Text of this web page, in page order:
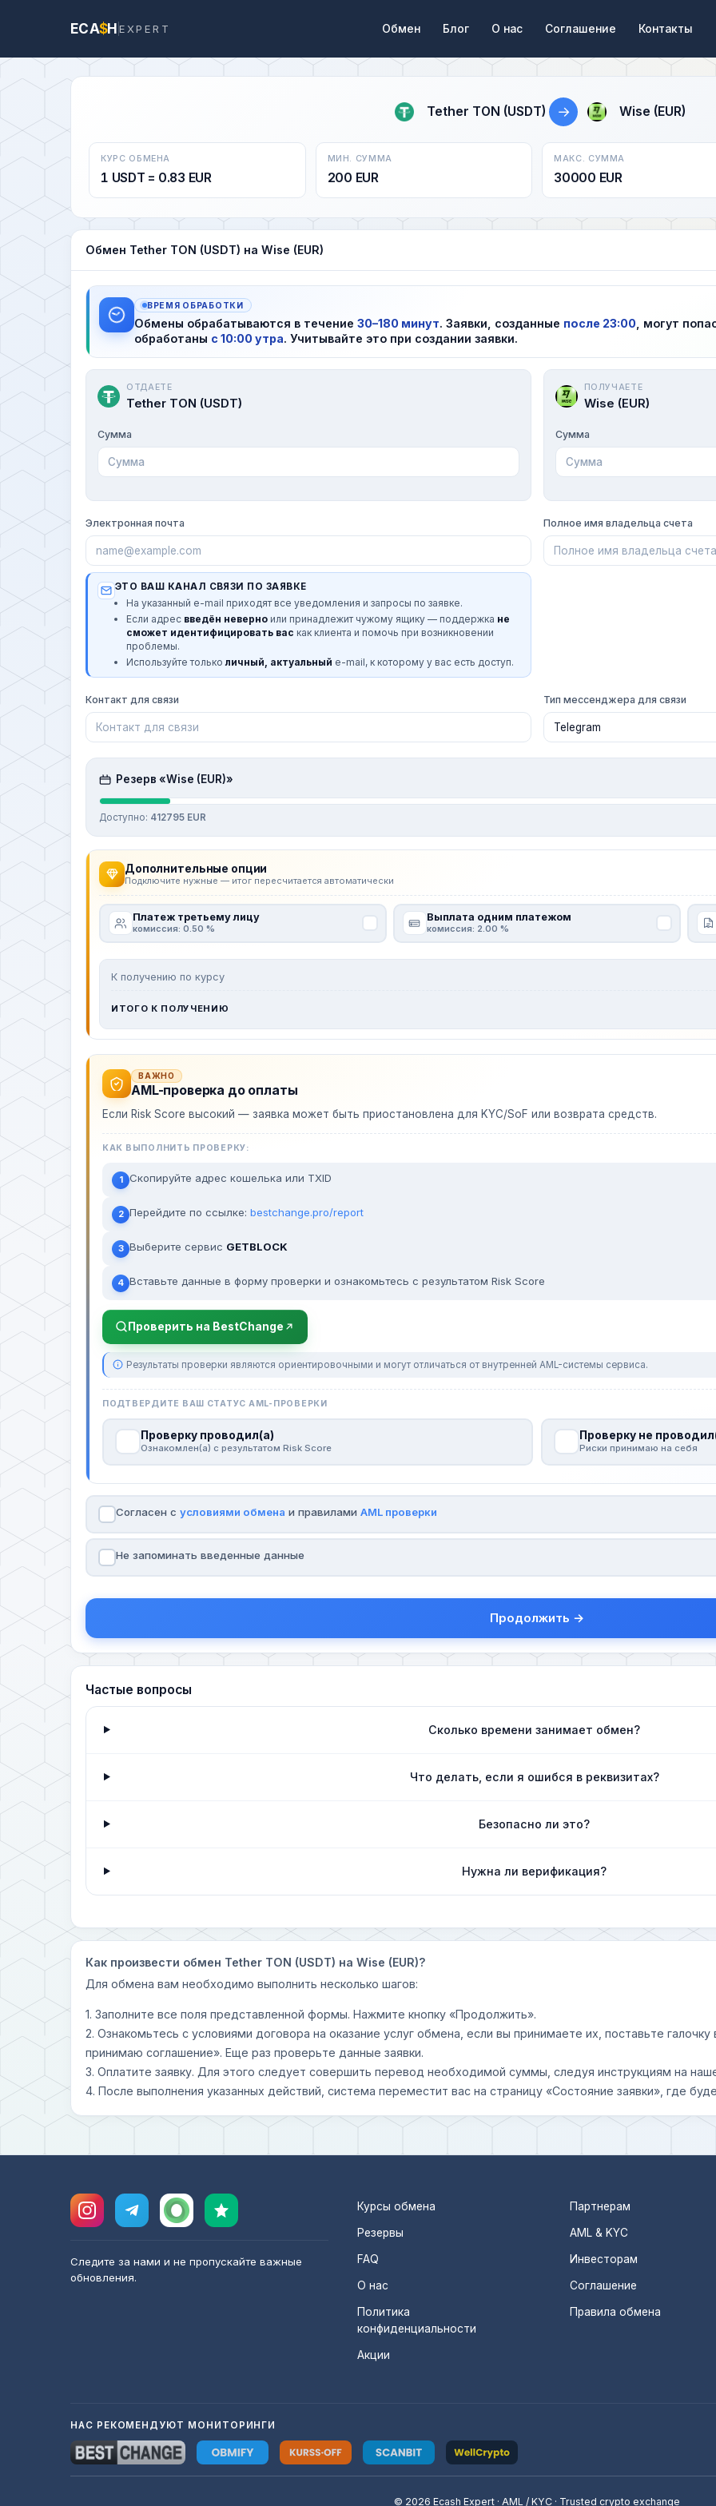
ECA$HEXPERT Обмен Блог О нас Соглашение Контакты
Tether TON (USDT) → Wise (EUR)
КУРС ОБМЕНА
1 USDT = 0.83 EUR
МИН. СУММА
200 EUR
МАКС. СУММА
30000 EUR
Обмен Tether TON (USDT) на Wise (EUR)
ВРЕМЯ ОБРАБОТКИ
Обмены обрабатываются в течение 30–180 минут. Заявки, созданные после 23:00 , могут
обработаны с 10:00 утра. Учитывайте это при создании заявки.
ОТДАЕТЕ
Tether TON (USDT)
Сумма
ПОЛУЧАЕТЕ
Wise (EUR)
Сумма
Электронная почта
ЭТО ВАШ КАНАЛ СВЯЗИ ПО ЗАЯВКЕ
На указанный e-mail приходят все уведомления и запросы по заявке.
Если адрес введён неверно или принадлежит чужому ящику — поддержка не
сможет идентифицировать вас как клиента и помочь при возникновении
проблемы.
Используйте только личный, актуальный e-mail, к которому у вас есть доступ.
Полное имя владельца счета
Контакт для связи Тип мессенджера для связи
Резерв «Wise (EUR)»
Доступно: 412795 EUR
Дополнительные опции
Подключите нужные — итог пересчитается автоматически
Платеж третьему лицу
комиссия: 0.50 %
Выплата одним платежом
комиссия: 2.00 %
К получению по курсу
ИТОГО К ПОЛУЧЕНИЮ
ВАЖНО
AML-проверка до оплаты
Если Risk Score высокий — заявка может быть приостановлена для KYC/SoF или возврата средств.
КАК ВЫПОЛНИТЬ ПРОВЕРКУ:
1 Скопируйте адрес кошелька или TXID
2 Перейдите по ссылке: bestchange.pro/report
3 Выберите сервис GETBLOCK
4 Вставьте данные в форму проверки и ознакомьтесь с результатом Risk Score
Проверить на BestChange
Результаты проверки являются ориентировочными и могут отличаться от внутренней AML-системы сервиса.
ПОДТВЕРДИТЕ ВАШ СТАТУС AML-ПРОВЕРКИ
Проверку проводил(а)
Ознакомлен(а) с результатом Risk Score
Проверку не
Риски принимаю на себя
Согласен с условиями обмена и правилами AML проверки
Не запоминать введенные данные
Продолжить →
Частые вопросы
Сколько времени занимает обмен?
Что делать, если я ошибся в реквизитах?
Безопасно ли это?
Нужна ли верификация?
Как произвести обмен Tether TON (USDT) на Wise (EUR)?
Для обмена вам необходимо выполнить несколько шагов:
1. Заполните все поля представленной формы. Нажмите кнопку «Продолжить».
2. Ознакомьтесь с условиями договора на оказание услуг обмена, если вы принимаете их, поставьте
принимаю соглашение». Еще раз проверьте данные заявки.
3. Оплатите заявку. Для этого следует совершить перевод необходимой суммы, следуя инструкциям на
4. После выполнения указанных действий, система переместит вас на страницу «Состояние заявки», где
Следите за нами и не пропускайте важные
обновления.
Курсы обмена
Резервы
FAQ
О нас
Политика
конфиденциальности
Акции
Партнерам
AML & KYC
Инвесторам
Соглашение
Правила обмена
НАС РЕКОМЕНДУЮТ МОНИТОРИНГИ
© 2026 Ecash Expert · AML / KYC · Trusted crypto exchange